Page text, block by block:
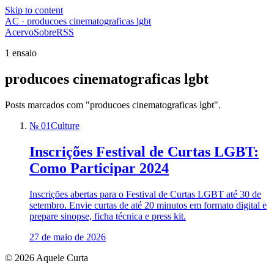
Skip to content
AC · producoes cinematograficas lgbt
AcervoSobreRSS
1 ensaio
producoes cinematograficas lgbt
Posts marcados com "producoes cinematograficas lgbt".
№ 01Culture
Inscrições Festival de Curtas LGBT:
Como Participar 2024
Inscrições abertas para o Festival de Curtas LGBT até 30 de
setembro. Envie curtas de até 20 minutos em formato digital e
prepare sinopse, ficha técnica e press kit.
27 de maio de 2026
© 2026 Aquele Curta